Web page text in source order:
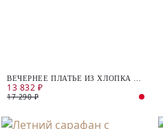
ВЕЧЕРНЕЕ ПЛАТЬЕ ИЗ ХЛОПКА И
ЛЬНА
13 832 ₽
17 290 ₽